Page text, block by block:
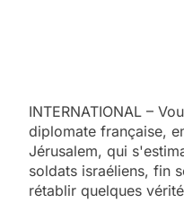
INTERNATIONAL –
diplomate française,
Jérusalem, qui
soldats israéliens, fin
rétablir quelques